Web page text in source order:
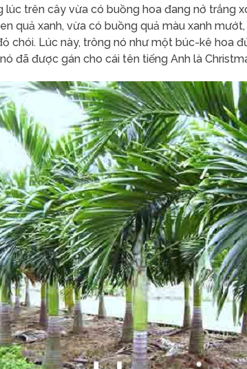
lúc trên cây vừa có buồng hoa đang nở trắng
quả xanh, vừa có buồng quả màu xanh
chói. Lúc này, trông nó như một búc-kê hoa
đã được gán cho cái tên tiếng Anh là